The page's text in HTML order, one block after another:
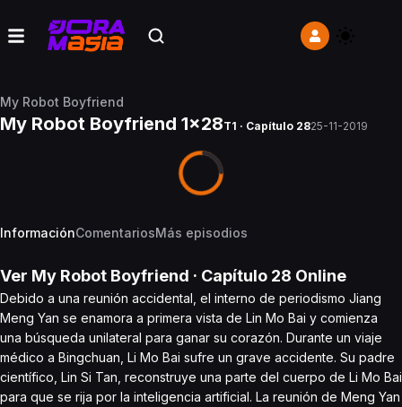
My Robot Boyfriend
My Robot Boyfriend 1x28T1 · Capítulo 2825-11-2019
InformaciónComentariosMás episodios
Ver My Robot Boyfriend · Capítulo 28 Online
Debido a una reunión accidental, el interno de periodismo Jiang
Meng Yan se enamora a primera vista de Lin Mo Bai y comienza
una búsqueda unilateral para ganar su corazón. Durante un viaje
médico a Bingchuan, Li Mo Bai sufre un grave accidente. Su padre
científico, Lin Si Tan, reconstruye una parte del cuerpo de Li Mo Bai
para que se rija por la inteligencia artificial. La reunión de Meng Yan